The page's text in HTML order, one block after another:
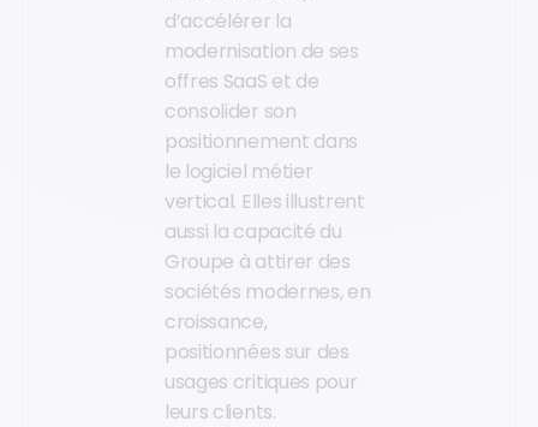
d’accélérer la
modernisation de ses
offres SaaS et de
consolider son
positionnement dans
le logiciel métier
vertical. Elles illustrent
aussi la capacité du
Groupe à attirer des
sociétés modernes, en
croissance,
positionnées sur des
usages critiques pour
leurs clients.